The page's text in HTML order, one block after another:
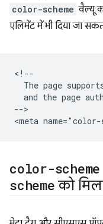
color-scheme वैल्यू
एलिमेंट में भी दिया जा
<!--
The page
and the page
-->
color-scheme
scheme को